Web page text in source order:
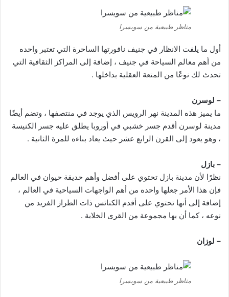
مناظر طبيعية من سويسرا
أول ما يلفت الانظار في جنيف نافورتها الساحرة التي تعتبر واحده
من أهم معالم السياحة في جنيف ، إضافة إلى المراكز الثقافية التي
تحدث لك نوعًا من المتعة العقلية بداخلها .
– لوسرن
ما يميز هذه المدينة نهر الرويس الذي يوجد في منتصفها ، وتضم أيضًا
مدينة لوسرن أقدم جسر خشبي في أوروبا يطلق عليه جسر الكنيسة
، وهو يعود إلى القرن الرابع عشر حيث يعاد بناءه للمرة الثانية .
– بازل
نظرًا لأن مدينة بازل تحتوي على أفضل وأهم حديقة حيوان في العالم
فإن هذا الأمر جعلها واحده من أهم الواجهات السياحية في العالم ،
إضافة إلى أنها تحتوي على أقدم الكنائس ذات الطراز الفريد من
نوعه ، كما أن بها مجموعة من القرى الخلابة .
– لوزان
مناظر طبيعية من سويسرا